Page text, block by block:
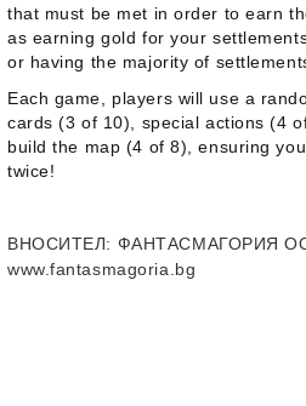
that must be met in order to earn
as earning gold for your
or having the majority of
Each game, players will use a
cards (3 of 10), special actions (4
build the map (4 of 8), ensuring
twice!
ВНОСИТЕЛ: ФАНТАСМАГОРИЯ
www.fantasmagoria.bg